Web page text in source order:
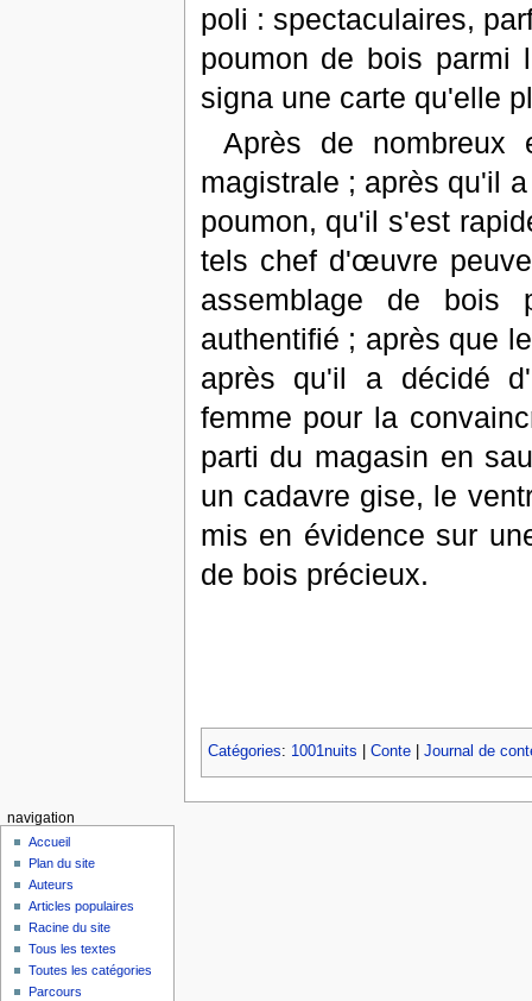
poli : spectaculaires,
poumon de bois parmi
signa une carte qu'elle
Après de nombreux
magistrale ; après qu'il
poumon, qu'il s'est
tels chef d'œuvre
assemblage de
authentifié ; après que
après qu'il a décidé
femme pour la
parti du magasin en
un cadavre gise, le
mis en évidence sur
de bois précieux.
Catégories: 1001nuits Conte| Journal de
navigation
Accueil
Plan du site
Auteurs
Articles populaires
Racine du site
Tous les textes
Toutes les catégories
Parcours